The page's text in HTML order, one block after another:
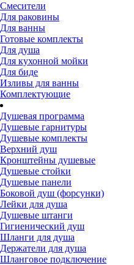
Смесители
Для раковины
Для ванны
Готовые комплекты
Для душа
Для кухонной мойки
Для биде
Изливы для ванны
Комплектующие
Душевая программа
Душевые гарнитуры
Душевые комплекты
Верхний душ
Кронштейны душевые
Душевые стойки
Душевые панели
Боковой душ (форсунки)
Лейки для душа
Душевые штанги
Гигиенический душ
Шланги для душа
Держатели для душа
Шланговое подключение